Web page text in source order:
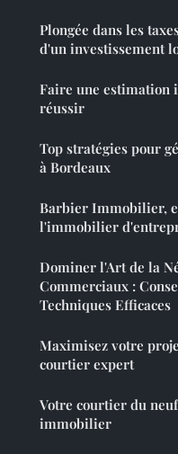
Plongée dans les
d'un investissement
Faire une estimation
réussir
Top stratégies pour
à Bordeaux
Barbier Immobilier,
l'immobilier
Dominer l'Art de la
Commerciaux :
Techniques Efficaces
Maximisez votre
courtier expert
Votre courtier du
immobilier